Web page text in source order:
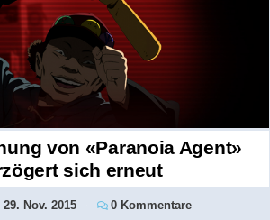
von «Paranoia Agent»
sich erneut
Nov. 2015 0 Kommentare